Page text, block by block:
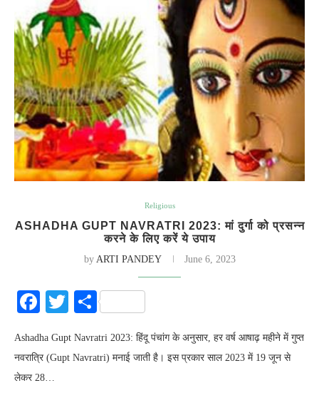
Religious
ASHADHA GUPT NAVRATRI 2023: मां दुर्गा को प्रसन्न
करने के लिए करें ये उपाय
by ARTI PANDEY June 6, 2023
Facebook
Twitter
Share
Ashadha Gupt Navratri 2023: हिंदू पंचांग के अनुसार, हर वर्ष आषाढ़ महीने में गुप्त
नवरात्रि (Gupt Navratri) मनाई जाती है। इस प्रकार साल 2023 में 19 जून से
लेकर 28…